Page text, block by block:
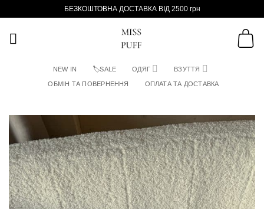
БЕЗКОШТОВНА ДОСТАВКА ВІД 2500 грн
NEW IN 🏷SALE ОДЯГ ВЗУТТЯ
ОБМІН ТА ПОВЕРНЕННЯ ОПЛАТА ТА ДОСТАВКА